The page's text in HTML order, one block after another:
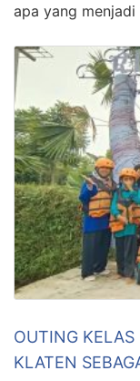
apa yang
OUTING KELAS
KLATEN